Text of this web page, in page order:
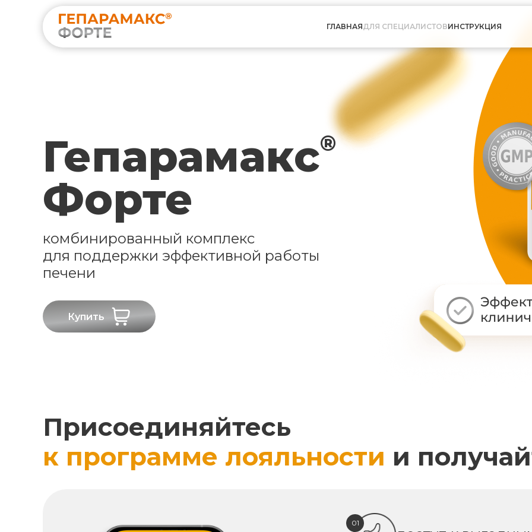
ГЛАВНАЯДЛЯ СПЕЦИАЛИСТОВИНСТРУКЦИЯ
Гепарамакс®
Форте
комбинированный комплекс
для поддержки эффективной работы
печени
Купить
Присоединяйтесь
к программе лояльности и
01